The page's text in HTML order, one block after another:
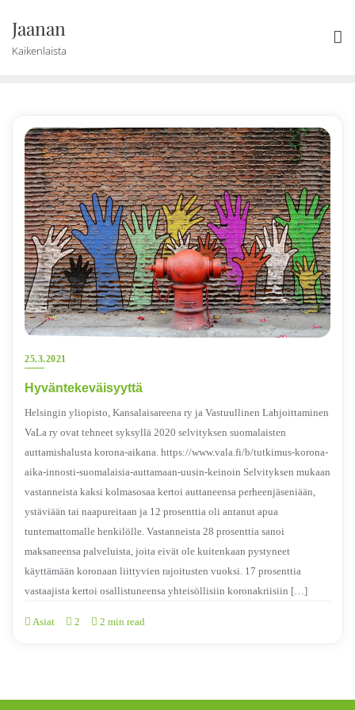
content
Jaanan
Kaikenlaista
25.3.2021
Hyväntekeväisyyttä
Helsingin yliopisto, Kansalaisareena ry ja Vastuullinen Lahjoittaminen
VaLa ry ovat tehneet syksyllä 2020 selvityksen suomalaisten
auttamishalusta korona-aikana. https://www.vala.fi/b/tutkimus-korona-
aika-innosti-suomalaisia-auttamaan-uusin-keinoin Selvityksen mukaan
vastanneista kaksi kolmasosaa kertoi auttaneensa perheenjäseniään,
ystäviään tai naapureitaan ja 12 prosenttia oli antanut apua
tuntemattomalle henkilölle. Vastanneista 28 prosenttia sanoi
maksaneensa palveluista, joita eivät ole kuitenkaan pystyneet
käyttämään koronaan liittyvien rajoitusten vuoksi. 17 prosenttia
vastaajista kertoi osallistuneensa yhteisöllisiin koronakriisiin […]
Asiat 2 2 min read